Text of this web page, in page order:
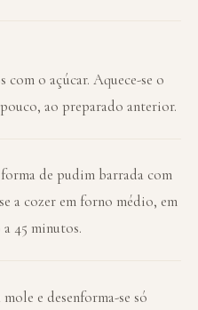
com o açúcar. Aquece-se o
ao preparado anterior.
de pudim barrada com
a cozer em forno médio, em
45 minutos.
e desenforma-se só